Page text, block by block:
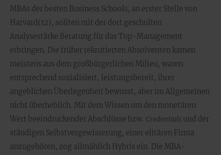
MBAs der besten Business Schools, an erster Stelle von
Harvard(12), sollten mit der dort geschulten
Analysestärke Beratung für das Top-Management
erbringen. Die früher rekrutierten Absolventen kamen
meistens aus dem großbürgerlichen Milieu, waren
entsprechend sozialisiert, leistungsbereit, ihrer
angeblichen Überlegenheit bewusst, aber im Allgemeinen
nicht überheblich. Mit dem Wissen um den monetären
Wert beeindruckender Abschlüsse bzw. Credentials und der
ständigen Selbstvergewisserung, einer elitären Firma
anzugehören, zog allmählich Hybris ein. Die MBA-